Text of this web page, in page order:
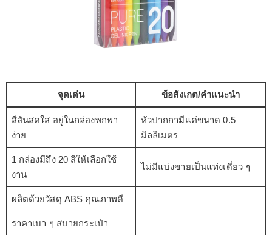
จุดเด่น ข้อสังเกต/คำแนะนำ
สีสันสดใส อยู่ในกล่องพกพา
ง่าย
หัวปากกามีแค่ขนาด 0.5
มิลลิเมตร
1 กล่องมีถึง 20 สีให้เลือกใช้
งาน
ไม่มีแบ่งขายเป็นแท่งเดี่ยว ๆ
ผลิตด้วยวัสดุ ABS คุณภาพดี
ราคาเบา ๆ สบายกระเป๋า